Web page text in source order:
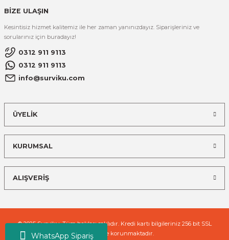
WhatsApp Sipariş
BİZE ULAŞIN
Kesintisiz hizmet kalitemiz ile her zaman yanınızdayız. Siparişleriniz ve
sorularınız için buradayız!
0312 911 9113
0312 911 9113
info@surviku.com
ÜYELİK
KURUMSAL
ALIŞVERİŞ
© 2025 Surviku. Tüm hakları saklıdır. Kredi kartı bilgileriniz 256 bit SSL
sertifikası ile korunmaktadır.